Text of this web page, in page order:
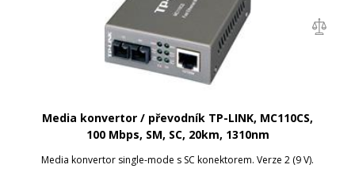
Media konvertor / převodník TP-LINK, MC110CS,
100 Mbps, SM, SC, 20km, 1310nm
Media konvertor single-mode s SC konektorem. Verze 2 (9 V).